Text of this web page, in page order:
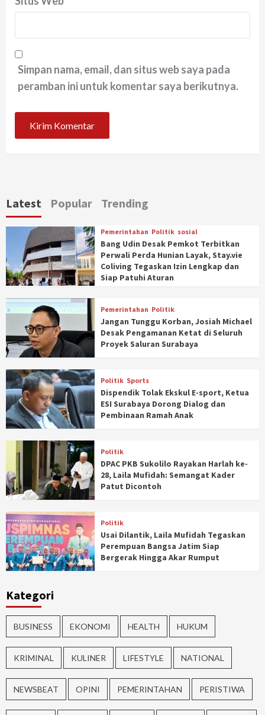
Simpan nama, email, dan situs web saya pada
peramban ini untuk komentar saya berikutnya.
Latest Popular Trending
Pemerintahan Politik sosial
Bang Udin Desak Pemkot Terbitkan
Perwali Perda Hunian Layak, Stay.vie
Coliving Tegaskan Izin Lengkap dan
Siap Patuhi Aturan
Pemerintahan Politik
Jangan Tunggu Korban, Josiah Michael
Desak Pengamanan Ketat di Seluruh
Proyek Saluran Surabaya
Politik Sports
Dispendik Tolak Ekskul E-sport, Ketua
ESI Surabaya Dorong Dialog dan
Pembinaan Ramah Anak
Politik
DPAC PKB Sukolilo Rayakan Harlah ke-
28, Laila Mufidah: Semangat Kader
Patut Dicontoh
Politik
Usai Dilantik, Laila Mufidah Tegaskan
Perempuan Bangsa Jatim Siap
Bergerak Hingga Akar Rumput
Kategori
BUSINESS EKONOMI HEALTH HUKUM
KRIMINAL KULINER LIFESTYLE NATIONAL
NEWSBEAT OPINI PEMERINTAHAN PERISTIWA